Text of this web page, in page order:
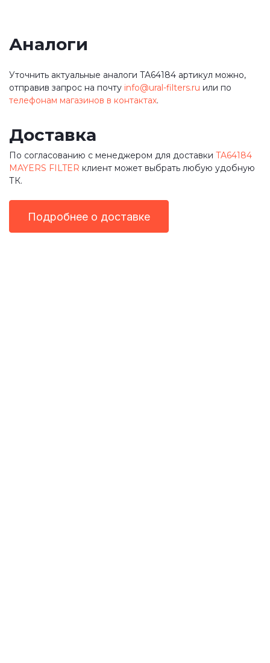
Аналоги
Уточнить актуальные аналоги TA64184 артикул можно,
отправив запрос на почту info@ural-filters.ru или по
телефонам магазинов в контактах.
Доставка
По согласованию с менеджером для доставки TA64184
MAYERS FILTER клиент может выбрать любую удобную
ТК.
Подробнее о доставке